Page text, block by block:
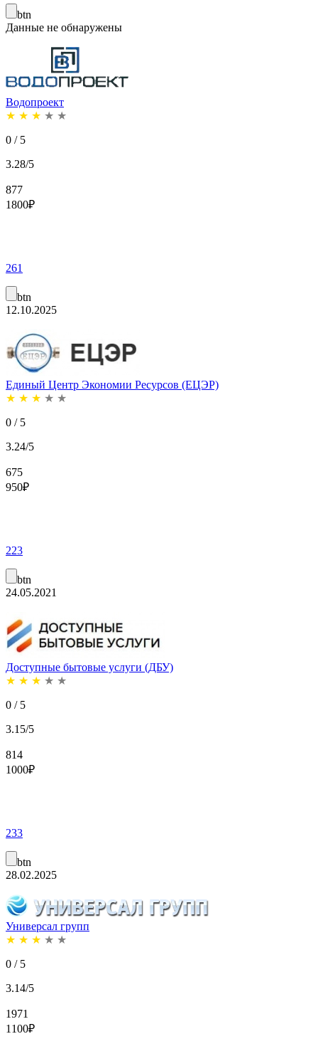
btn
Данные не обнаружены
Водопроект
★ ★ ★ ★ ★
0 / 5
3.28/5
877
1800₽
261
btn
12.10.2025
Единый Центр Экономии Ресурсов (ЕЦЭР)
★ ★ ★ ★ ★
0 / 5
3.24/5
675
950₽
223
btn
24.05.2021
Доступные бытовые услуги (ДБУ)
★ ★ ★ ★ ★
0 / 5
3.15/5
814
1000₽
233
btn
28.02.2025
Универсал групп
★ ★ ★ ★ ★
0 / 5
3.14/5
1971
1100₽